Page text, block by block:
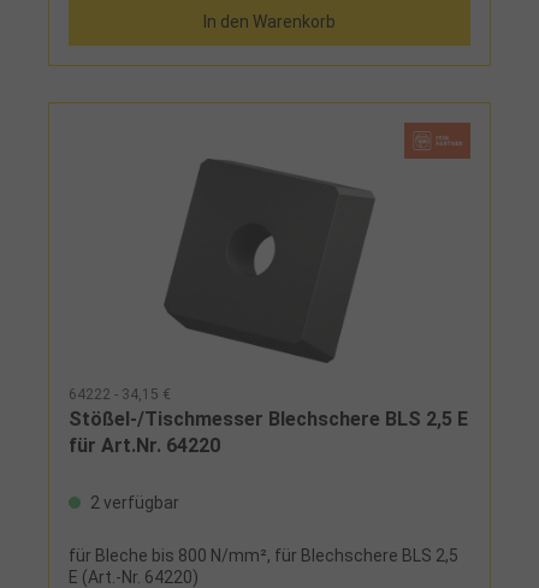
In den Warenkorb
64222 - 34,15 €
Stößel-/Tischmesser Blechschere BLS 2,5 E
für Art.Nr. 64220
2 verfügbar
für Bleche bis 800 N/mm², für Blechschere BLS 2,5
E (Art.-Nr. 64220)